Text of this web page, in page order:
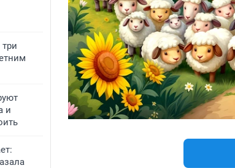
три
и